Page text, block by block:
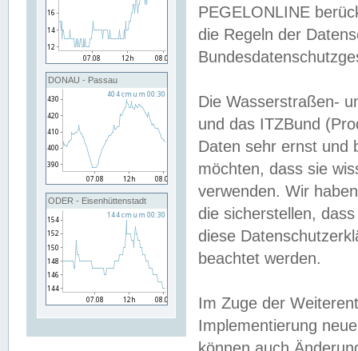
DONAU - Passau
ODER - Eisenhüttenstadt
PEGELONLINE
die Regeln der
Die Wasserstraßen-
und das ITZBund
Daten sehr ernst und
möchten, dass sie
verwenden. Wir
die sicherstellen,
diese
beachtet werden.
Im Zuge der
Implementierung